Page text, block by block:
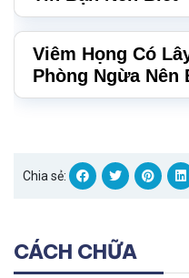
Viêm Họng Có
Phòng Ngừa Nên
Chia sẻ:
CÁCH CHỮA